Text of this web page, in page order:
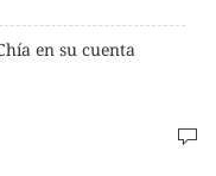
en su cuenta